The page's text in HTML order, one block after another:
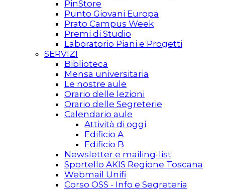
PinStore
Punto Giovani Europa
Prato Campus Week
Premi di Studio
Laboratorio Piani e Progetti
SERVIZI
Biblioteca
Mensa universitaria
Le nostre aule
Orario delle lezioni
Orario delle Segreterie
Calendario aule
Attività di oggi
Edificio A
Edificio B
Newsletter e mailing-list
Sportello AKIS Regione Toscana
Webmail Unifi
Corso OSS - Info e Segreteria